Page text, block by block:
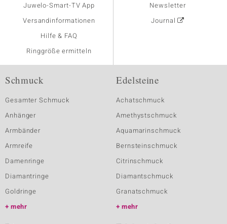
Juwelo-Smart-TV App
Versandinformationen
Hilfe & FAQ
Ringgröße ermitteln
Newsletter
Journal
Schmuck
Gesamter Schmuck
Anhänger
Armbänder
Armreife
Damenringe
Diamantringe
Goldringe
mehr
Edelsteine
Achatschmuck
Amethystschmuck
Aquamarinschmuck
Bernsteinschmuck
Citrinschmuck
Diamantschmuck
Granatschmuck
mehr